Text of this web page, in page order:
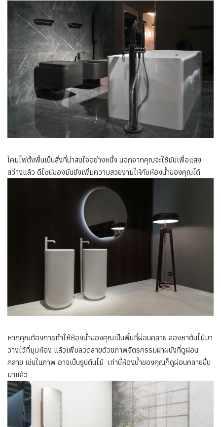
โคมไฟตั้งพื้นเป็นสิ่งที่น่าสนใจอย่างหนึ่ง นอกจากคุณจะใช้มันเพื่อแสง
สว่างแล้ว ดีไซน์ของมันยังเพิ่มความสวยงามให้กับห้องน้ำของคุณได้
หากคุณต้องการทำให้ห้องน้ำของคุณเป็นพื้นที่ผ่อนคลาย ลองหาต้นไม้มา
วางไว้ที่มุมห้อง แล้วเพิ่มลวดลายด้วยภาพจิตรกรรมฝาผนังที่ดูผ่อน
คลาย เช่นในภาพ อาจเป็นรูปต้นไม้ เท่านี้ห้องน้ำของคุณก็ดูผ่อนคลายขึ้น
มาแล้ว